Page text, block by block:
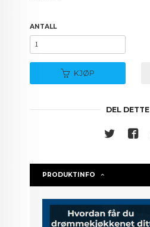
ANTALL
KJØP
DEL DETTE
PRODUKTINFO